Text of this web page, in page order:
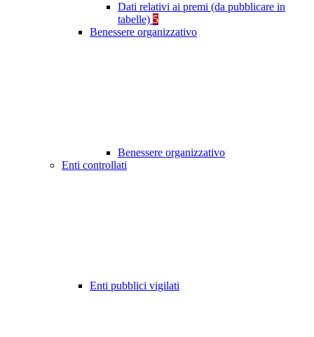
Dati relativi ai premi (da pubblicare in
tabelle) 5
Benessere organizzativo
Benessere organizzativo
Enti controllati
Enti pubblici vigilati